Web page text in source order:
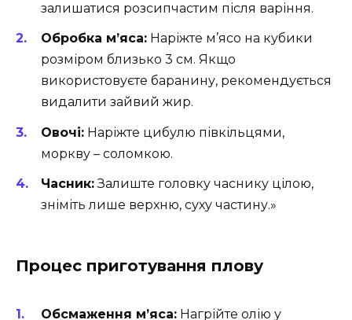
залишатися розсипчастим після варіння.
Обробка м’яса: Наріжте м’ясо на кубики
розміром близько 3 см. Якщо
використовуєте баранину, рекомендується
видалити зайвий жир.
Овочі: Наріжте цибулю півкільцями,
моркву – соломкою.
Часник:Залиште головку часнику цілою,
зніміть лише верхню, суху частину.»
Процес приготування плову
Обсмаження м’яса: Нагрійте олію у